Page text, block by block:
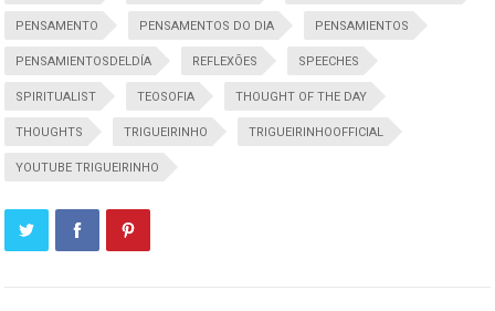
PENSAMENTO PENSAMENTOS DO DIA PENSAMIENTOS
PENSAMIENTOSDELDÍA REFLEXÕES SPEECHES
SPIRITUALIST TEOSOFIA THOUGHT OF THE DAY
THOUGHTS TRIGUEIRINHO TRIGUEIRINHOOFFICIAL
YOUTUBE TRIGUEIRINHO